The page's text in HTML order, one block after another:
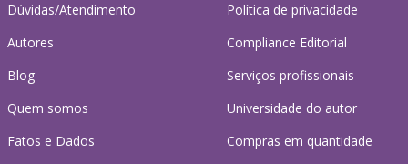
Dúvidas/Atendimento
Autores
Blog
Quem somos
Fatos e Dados
Política de privacidade
Compliance Editorial
Serviços profissionais
Universidade do autor
Compras em quantidade